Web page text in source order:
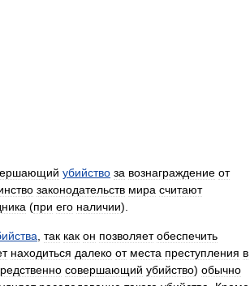
убийство за вознаграждение от
законодательств мира считают
(при его наличии).
, так как он позволяет обеспечить
находиться далеко от места преступления в
совершающий убийство) обычно